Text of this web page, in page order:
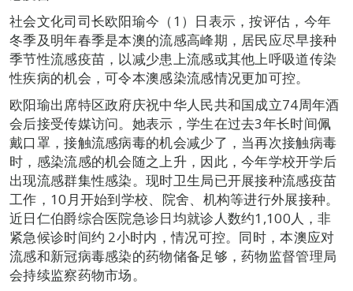
社会文化司司长欧阳瑜今（1）日表示，按评估，今年
冬季及明年春季是本澳的流感高峰期，居民应尽早接种
季节性流感疫苗，以减少患上流感或其他上呼吸道传染
性疾病的机会，可令本澳感染流感情况更加可控。
欧阳瑜出席特区政府庆祝中华人民共和国成立74周年酒
会后接受传媒访问。她表示，学生在过去3年长时间佩
戴口罩，接触流感病毒的机会减少了，当再次接触病毒
时，感染流感的机会随之上升，因此，今年学校开学后
出现流感群集性感染。现时卫生局已开展接种流感疫苗
工作，10月开始到学校、院舍、机构等进行外展接种。
近日仁伯爵综合医院急诊日均就诊人数约1,100人，非
紧急候诊时间约 2小时内，情况可控。同时，本澳应对
流感和新冠病毒感染的药物储备足够，药物监督管理局
会持续监察药物市场。